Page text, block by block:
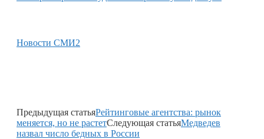
Новости СМИ2
Предыдущая статьяРейтинговые агентства: рынок
меняется, но не растетСледующая статьяМедведев
назвал число бедных в России